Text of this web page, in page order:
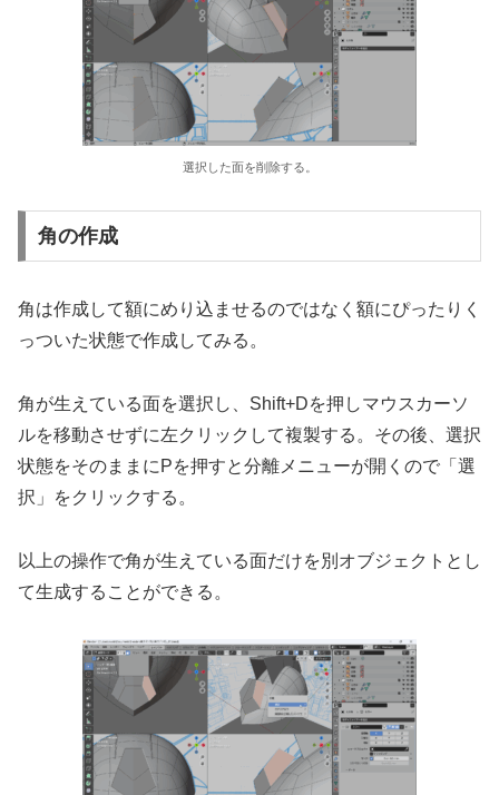
選択した面を削除する。
角の作成
角は作成して額にめり込ませるのではなく額にぴったりく
っついた状態で作成してみる。
角が生えている面を選択し、Shift+Dを押しマウスカーソ
ルを移動させずに左クリックして複製する。その後、選択
状態をそのままにPを押すと分離メニューが開くので「選
択」をクリックする。
以上の操作で角が生えている面だけを別オブジェクトとし
て生成することができる。